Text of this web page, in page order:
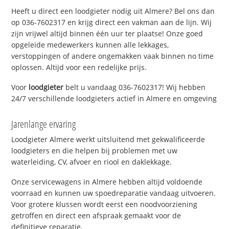
Heeft u direct een loodgieter nodig uit Almere? Bel ons dan
op 036-7602317 en krijg direct een vakman aan de lijn. Wij
zijn vrijwel altijd binnen één uur ter plaatse! Onze goed
opgeleide medewerkers kunnen alle lekkages,
verstoppingen of andere ongemakken vaak binnen no time
oplossen. Altijd voor een redelijke prijs.
Voor loodgieter belt u vandaag 036-7602317! Wij hebben
24/7 verschillende loodgieters actief in Almere en omgeving
Jarenlange ervaring
Loodgieter Almere werkt uitsluitend met gekwalificeerde
loodgieters en die helpen bij problemen met uw
waterleiding, CV, afvoer en riool en daklekkage.
Onze servicewagens in Almere hebben altijd voldoende
voorraad en kunnen uw spoedreparatie vandaag uitvoeren.
Voor grotere klussen wordt eerst een noodvoorziening
getroffen en direct een afspraak gemaakt voor de
definitieve reparatie.